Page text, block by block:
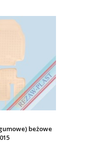
beżowe